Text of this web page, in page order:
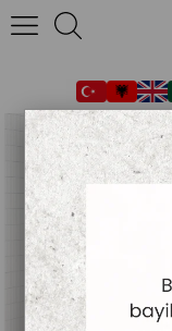
Anasayfa